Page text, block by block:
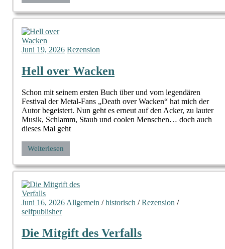
Juni 19, 2026 Rezension
Hell over Wacken
Schon mit seinem ersten Buch über und vom legendären
Festival der Metal-Fans „Death over Wacken“ hat mich der
Autor begeistert. Nun geht es erneut auf den Acker, zu lauter
Musik, Schlamm, Staub und coolen Menschen… doch auch
dieses Mal geht
Weiterlesen
Juni 16, 2026 Allgemein /historisch /Rezension /
selfpublisher
Die Mitgift des Verfalls